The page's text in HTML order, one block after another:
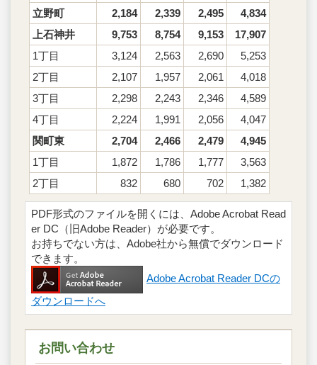
立野町 2,184 2,339 2,495
4,834
上石神井
9,753 8,754 9,153
17,907
1丁目
3,124 2,563 2,690
5,253
2丁目
2,107 1,957 2,061
4,018
3丁目
2,298 2,243 2,346
4,589
4丁目
2,224 1,991 2,056
4,047
関町東
2,704 2,466 2,479
4,945
1丁目
1,872 1,786 1,777
3,563
2丁目
832 680 702 1,382
PDF形式のファイルを開くには、Adobe Acrobat Read
er DC（旧Adobe Reader）が必要です。
お持ちでない方は、Adobe社から無償でダウンロード
できます。
Adobe Acrobat Reader DCの
ダウンロードへ
お問い合わせ